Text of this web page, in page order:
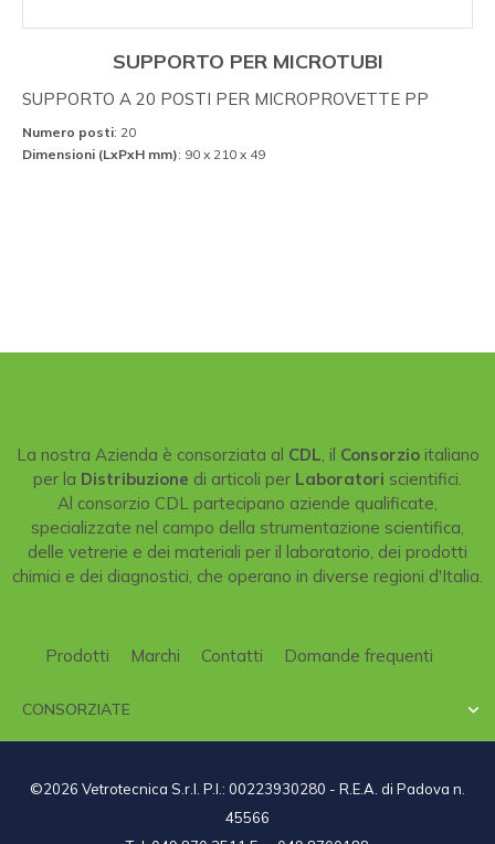
SUPPORTO PER MICROTUBI
SUPPORTO A 20 POSTI PER MICROPROVETTE PP
Numero posti: 20
Dimensioni (LxPxH mm): 90 x 210 x 49
La nostra Azienda è consorziata al CDL , il Consorzioitaliano
per la Distribuzione di articoli per Laboratori scientifici.
Al consorzio CDL partecipano aziende qualificate,
specializzate nel campo della strumentazione scientifica,
delle vetrerie e dei materiali per il laboratorio, dei prodotti
chimici e dei diagnostici, che operano in diverse regioni d'Italia.
Prodotti Marchi Contatti Domande frequenti
CONSORZIATE 
©2026 Vetrotecnica S.r.l. P.I.: 00223930280 - R.E.A. di Padova n.
45566